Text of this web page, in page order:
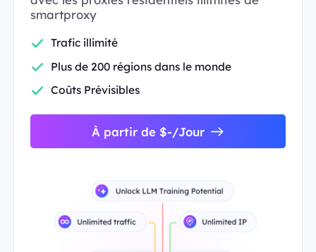
smartproxy
Trafic illimité
Plus de 200 régions dans le monde
Coûts Prévisibles
À partir de $-/Jour